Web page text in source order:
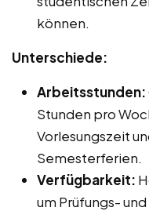
können.
Unterschiede:
Arbeitsstunden:
Stunden pro
Vorlesungszeit
Semesterferien.
Verfügbarkeit:
um Prüfungs-